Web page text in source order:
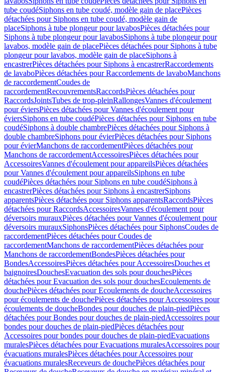
tube coudéSiphons en tube coudé, modèle gain de placePièces
détachées pour Siphons en tube coudé, modèle gain de
placeSiphons à tube plongeur pour lavabosPièces détachées pour
Siphons à tube plongeur pour lavabosSiphons à tube plongeur pour
lavabos, modèle gain de placePièces détachées pour Siphons à tube
plongeur pour lavabos, modèle gain de placeSiphons à
encastrerPièces détachées pour Siphons à encastrerRaccordements
de lavaboPièces détachées pour Raccordements de lavaboManchons
de raccordementCoudes de
raccordementRecouvrementsRaccordsPièces détachées pour
RaccordsJointsTubes de trop-pleinRallongesVannes d'écoulement
pour éviersPièces détachées pour Vannes d'écoulement pour
éviersSiphons en tube coudéPièces détachées pour Siphons en tube
coudéSiphons à double chambrePièces détachées pour Siphons à
double chambreSiphons pour évierPièces détachées pour Siphons
pour évierManchons de raccordementPièces détachées pour
Manchons de raccordementAccessoiresPièces détachées pour
AccessoiresVannes d'écoulement pour appareilsPièces détachées
pour Vannes d'écoulement pour appareilsSiphons en tube
coudéPièces détachées pour Siphons en tube coudéSiphons à
encastrerPièces détachées pour Siphons à encastrerSiphons
apparentsPièces détachées pour Siphons apparentsRaccordsPièces
détachées pour RaccordsAccessoiresVannes d'écoulement pour
déversoirs murauxPièces détachées pour Vannes d'écoulement pour
déversoirs murauxSiphonsPièces détachées pour SiphonsCoudes de
raccordementPièces détachées pour Coudes de
raccordementManchons de raccordementPièces détachées pour
Manchons de raccordementBondesPièces détachées pour
BondesAccessoiresPièces détachées pour AccessoiresDouches et
baignoiresDouchesEvacuation des sols pour douchesPièces
détachées pour Evacuation des sols pour douchesEcoulements de
douchePièces détachées pour Ecoulements de doucheAccessoires
pour écoulements de douchePièces détachées pour Accessoires pour
écoulements de doucheBondes pour douches de plain-piedPièces
détachées pour Bondes pour douches de plain-piedAccessoires pour
bondes pour douches de plain-piedPièces détachées pour
Accessoires pour bondes pour douches de plain-piedEvacuations
muralesPièces détachées pour Evacuations muralesAccessoires pour
évacuations muralesPièces détachées pour Accessoires pour
évacuations muralesReceveurs de douchePièces détachées pour